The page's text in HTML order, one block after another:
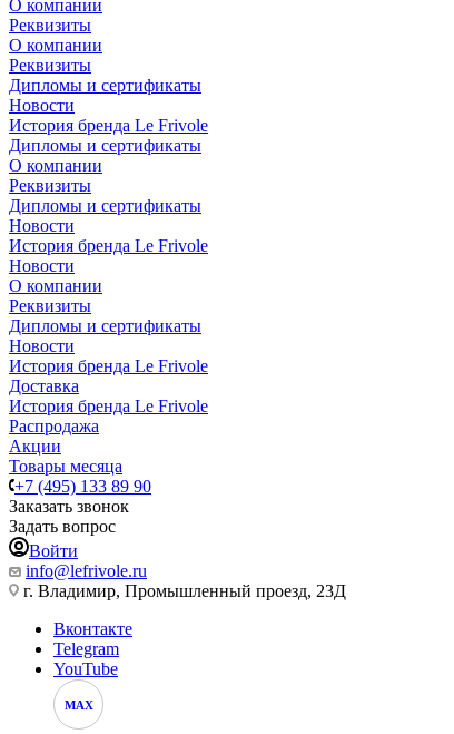
О компании
Реквизиты
О компании
Реквизиты
Дипломы и сертификаты
Новости
История бренда Le Frivole
Дипломы и сертификаты
О компании
Реквизиты
Дипломы и сертификаты
Новости
История бренда Le Frivole
Новости
О компании
Реквизиты
Дипломы и сертификаты
Новости
История бренда Le Frivole
Доставка
История бренда Le Frivole
Распродажа
Акции
Товары месяца
+7 (495) 133 89 90
Заказать звонок
Задать вопрос
Войти
info@lefrivole.ru
г. Владимир, Промышленный проезд, 23Д
Вконтакте
Telegram
YouTube
MAX